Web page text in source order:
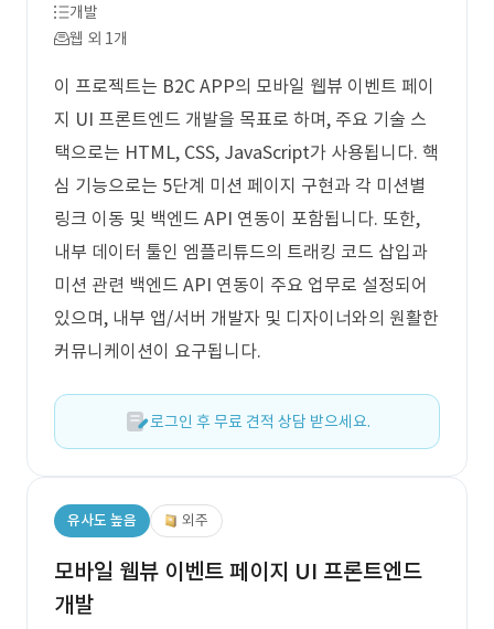
개발
웹 외 1개
이 프로젝트는 B2C APP의 모바일 웹뷰 이벤트 페이
지 UI 프론트엔드 개발을 목표로 하며, 주요 기술 스
택으로는 HTML, CSS, JavaScript가 사용됩니다. 핵
심 기능으로는 5단계 미션 페이지 구현과 각 미션별
링크 이동 및 백엔드 API 연동이 포함됩니다. 또한,
내부 데이터 툴인 엠플리튜드의 트래킹 코드 삽입과
미션 관련 백엔드 API 연동이 주요 업무로 설정되어
있으며, 내부 앱/서버 개발자 및 디자이너와의 원활한
커뮤니케이션이 요구됩니다.
로그인 후 무료 견적 상담 받으세요.
유사도 높음 외주
모바일 웹뷰 이벤트 페이지 UI 프론트엔드
개발